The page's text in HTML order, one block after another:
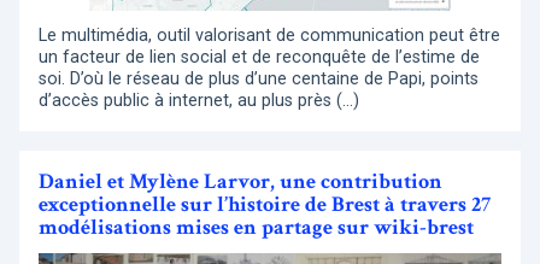
Le multimédia, outil valorisant de communication peut être
un facteur de lien social et de reconquête de l’estime de
soi. D’où le réseau de plus d’une centaine de Papi, points
d’accès public à internet, au plus près (…)
Daniel et Mylène Larvor, une contribution
exceptionnelle sur l’histoire de Brest à travers 27
modélisations mises en partage sur wiki-brest